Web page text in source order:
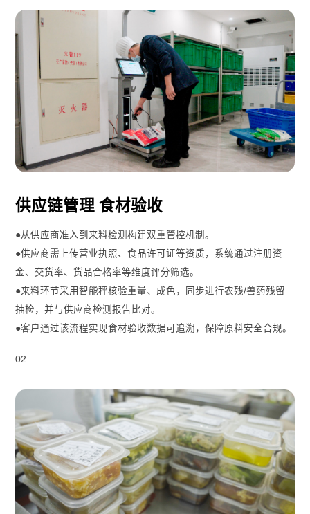
供应链管理 食材验收
●从供应商准入到来料检测构建双重管控机制。
●供应商需上传营业执照、食品许可证等资质，系统通过注册资
金、交货率、货品合格率等维度评分筛选。
●来料环节采用智能秤核验重量、成色，同步进行农残/兽药残留
抽检，并与供应商检测报告比对。
●客户通过该流程实现食材验收数据可追溯，保障原料安全合规。
02